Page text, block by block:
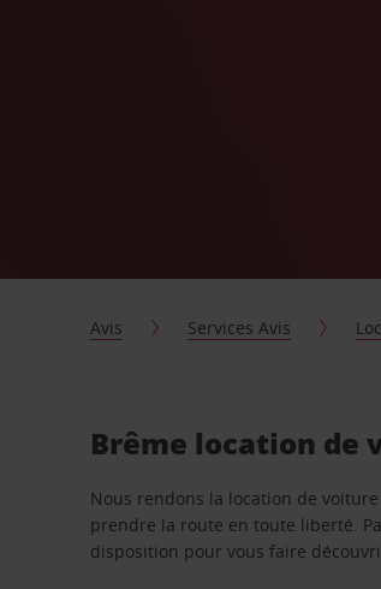
Avis Services Avis
Brême location de
Nous rendons la location de
prendre la route en toute liberté.
disposition pour vous faire